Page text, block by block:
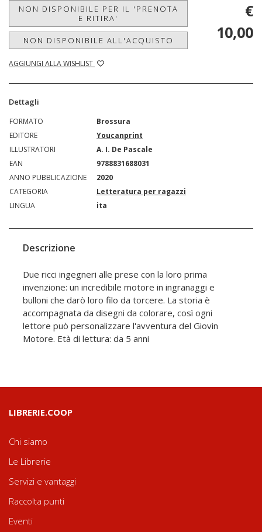
NON DISPONIBILE PER IL 'PRENOTA
E RITIRA'
NON DISPONIBILE ALL'ACQUISTO
AGGIUNGI ALLA WISHLIST
€
10,00
Dettagli
FORMATO
Brossura
EDITORE
Youcanprint
ILLUSTRATORI
A. I. De Pascale
EAN
9788831688031
ANNO PUBBLICAZIONE
2020
CATEGORIA
Letteratura per ragazzi
LINGUA
ita
Descrizione
Due ricci ingegneri alle prese con la loro prima
invenzione: un incredibile motore in ingranaggi e
bulloni che darò loro filo da torcere. La storia è
accompagnata da disegni da colorare, così ogni
lettore può personalizzare l'avventura del Giovin
Motore. Età di lettura: da 5 anni
LIBRERIE.COOP
Chi siamo
Le Librerie
Servizi e vantaggi
Raccolta punti
Eventi